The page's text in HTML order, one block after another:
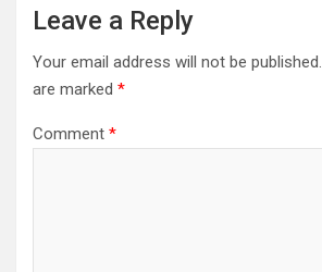
Leave a Reply
Your email address will not be published.
are marked *
Comment *